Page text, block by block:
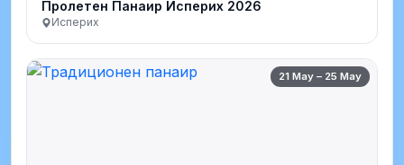
Пролетен Панаир Исперих 2026
Исперих
21 May – 25 May